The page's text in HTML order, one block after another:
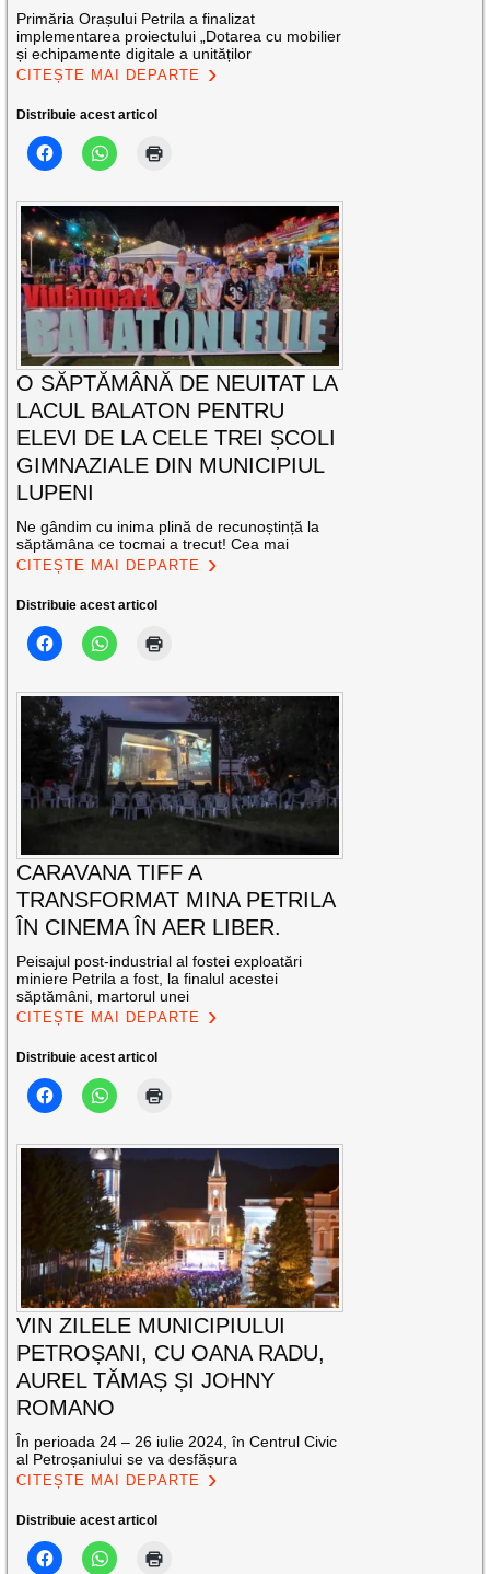
Primăria Orașului Petrila a finalizat
implementarea proiectului „Dotarea cu mobilier
și echipamente digitale a unităților
CITEȘTE MAI DEPARTE
Distribuie acest articol
O SĂPTĂMÂNĂ DE NEUITAT LA
LACUL BALATON PENTRU
ELEVI DE LA CELE TREI ȘCOLI
GIMNAZIALE DIN MUNICIPIUL
LUPENI
Ne gândim cu inima plină de recunoștință la
săptămâna ce tocmai a trecut! Cea mai
CITEȘTE MAI DEPARTE
Distribuie acest articol
CARAVANA TIFF A
TRANSFORMAT MINA PETRILA
ÎN CINEMA ÎN AER LIBER.
Peisajul post-industrial al fostei exploatări
miniere Petrila a fost, la finalul acestei
săptămâni, martorul unei
CITEȘTE MAI DEPARTE
Distribuie acest articol
VIN ZILELE MUNICIPIULUI
PETROȘANI, CU OANA RADU,
AUREL TĂMAȘ ȘI JOHNY
ROMANO
În perioada 24 – 26 iulie 2024, în Centrul Civic
al Petroșaniului se va desfășura
CITEȘTE MAI DEPARTE
Distribuie acest articol